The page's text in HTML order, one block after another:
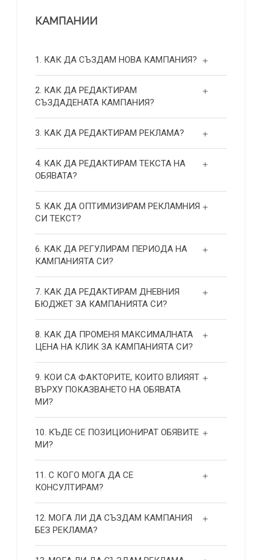
КАМПАНИИ
1. КАК ДА СЪЗДАМ НОВА КАМПАНИЯ?
2. КАК ДА РЕДАКТИРАМ
СЪЗДАДЕНАТА КАМПАНИЯ?
3. КАК ДА РЕДАКТИРАМ РЕКЛАМА?
4. КАК ДА РЕДАКТИРАМ ТЕКСТА НА
ОБЯВАТА?
5. КАК ДА ОПТИМИЗИРАМ РЕКЛАМНИЯ
СИ ТЕКСТ?
6. КАК ДА РЕГУЛИРАМ ПЕРИОДА НА
КАМПАНИЯТА СИ?
7. КАК ДА РЕДАКТИРАМ ДНЕВНИЯ
БЮДЖЕТ ЗА КАМПАНИЯТА СИ?
8. КАК ДА ПРОМЕНЯ МАКСИМАЛНАТА
ЦЕНА НА КЛИК ЗА КАМПАНИЯТА СИ?
9. КОИ СА ФАКТОРИТЕ, КОИТО ВЛИЯЯТ
ВЪРХУ ПОКАЗВАНЕТО НА ОБЯВАТА
МИ?
10. КЪДЕ СЕ ПОЗИЦИОНИРАТ ОБЯВИТЕ
МИ?
11. С КОГО МОГА ДА СЕ
КОНСУЛТИРАМ?
12. МОГА ЛИ ДА СЪЗДАМ КАМПАНИЯ
БЕЗ РЕКЛАМА?